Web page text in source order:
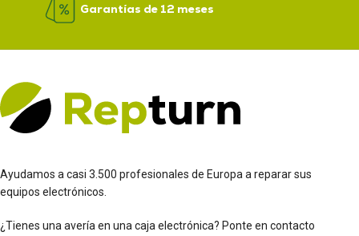
Garantías de 12 meses
Ayudamos a casi 3.500 profesionales de Europa a reparar sus
equipos electrónicos.
¿Tienes una avería en una caja electrónica? Ponte en contacto